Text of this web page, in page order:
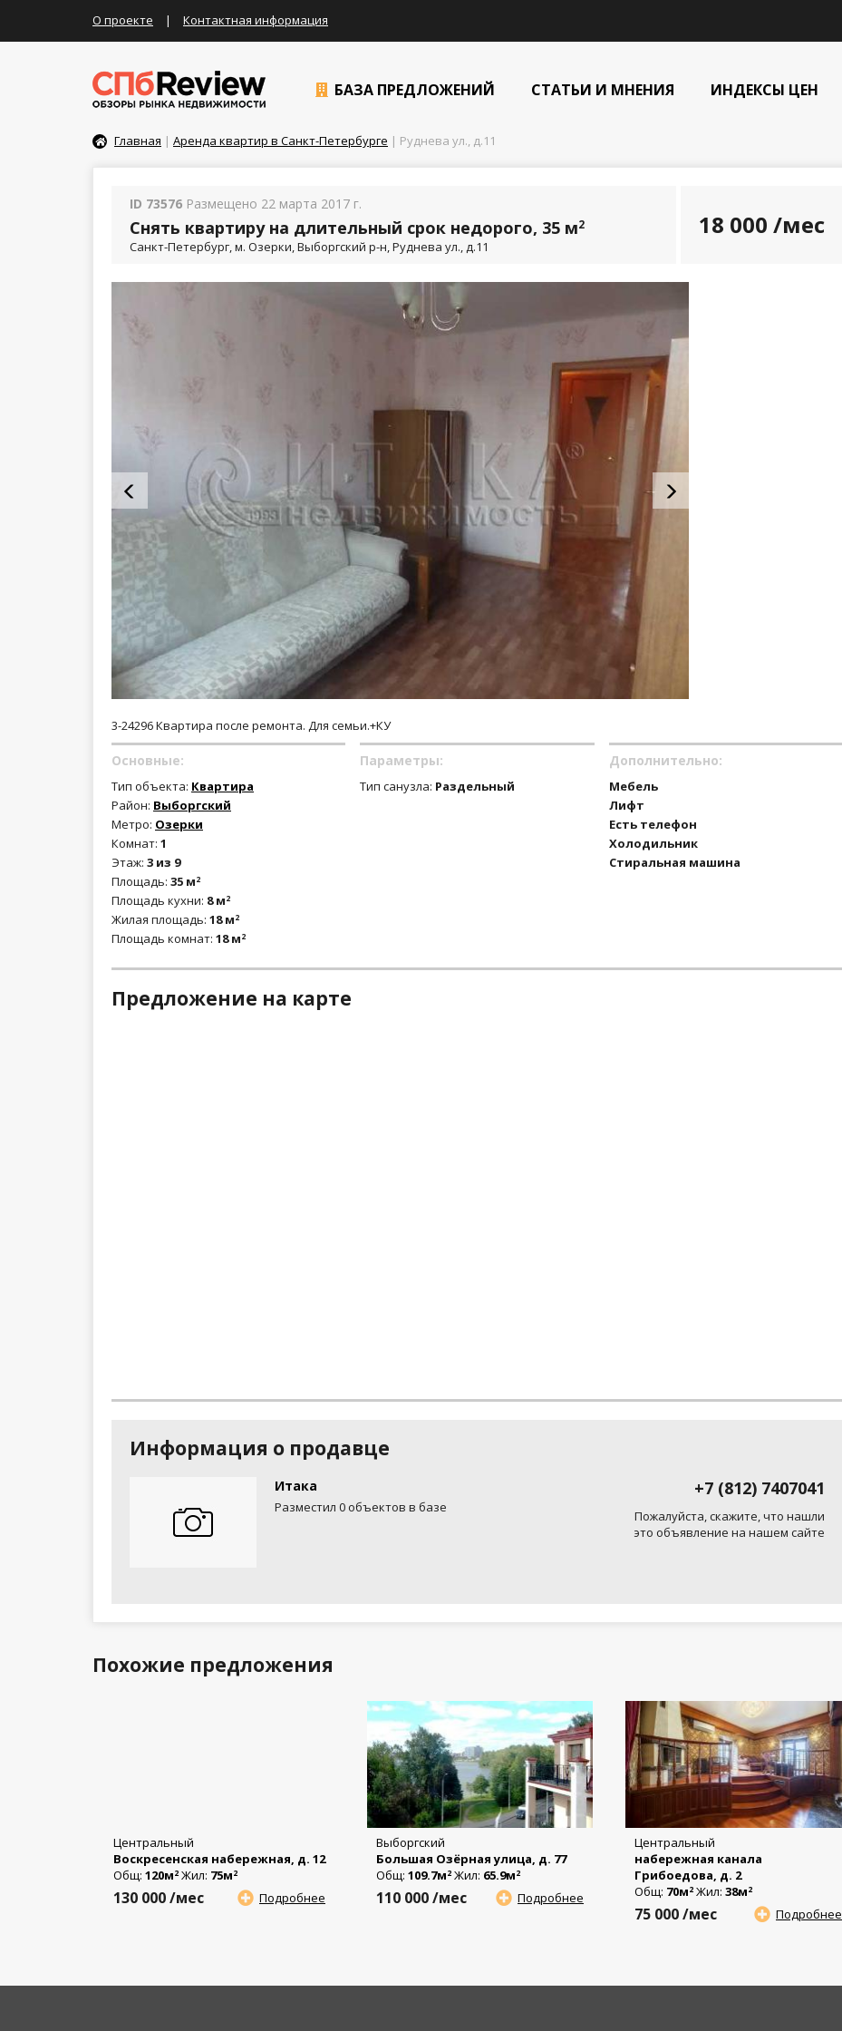
О проекте | Контактная информация
БАЗА ПРЕДЛОЖЕНИЙ СТАТЬИ И МНЕНИЯ ИНДЕКСЫ ЦЕН
Главная | Аренда квартир в Санкт-Петербурге | Руднева ул., д.11
ID 73576 Размещено 22 марта 2017 г.
Снять квартиру на длительный срок недорого, 35 м2
Санкт-Петербург, м. Озерки, Выборгский р-н, Руднева ул., д.11
18 000 /мес
3-24296 Квартира после ремонта. Для семьи.+КУ
Основные:
Тип объекта: Квартира
Район: Выборгский
Метро: Озерки
Комнат: 1
Этаж: 3 из 9
Площадь: 35 м2
Площадь кухни: 8 м2
Жилая площадь: 18 м2
Площадь комнат: 18 м2
Параметры:
Тип санузла: Раздельный
Дополнительно:
Мебель
Лифт
Есть телефон
Холодильник
Стиральная машина
Предложение на карте
Информация о продавце
+7 (812) 7407041
Пожалуйста, скажите, что нашли
это объявление на нашем сайте
Итака
Разместил 0 объектов в базе
Похожие предложения
Центральный
Воскресенская набережная, д. 12
Общ: 120м2 Жил: 75м2
Подробнее
130 000/мес
Выборгский
Большая Озёрная улица, д. 77
Общ: 109.7м2 Жил: 65.9м2
Подробнее
110 000/мес
Центральный
набережная канала
Грибоедова, д. 2
Общ: 70м2 Жил: 38м2
Подробнее
75 000/мес